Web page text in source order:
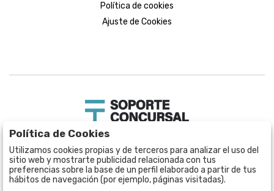
Política de cookies
Ajuste de Cookies
C/ de Muntaner, 340
08021 Barcelona, ES
931 205 187 / 650 188 446
Política de Cookies
Utilizamos cookies propias y de terceros para analizar el uso del
sitio web y mostrarte publicidad relacionada con tus
preferencias sobre la base de un perfil elaborado a partir de tus
hábitos de navegación (por ejemplo, páginas visitadas).